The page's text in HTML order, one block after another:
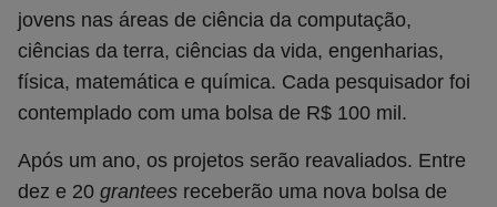
jovens nas áreas de ciência da computação,
ciências da terra, ciências da vida, engenharias,
física, matemática e química. Cada pesquisador foi
contemplado com uma bolsa de R$ 100 mil.
Após um ano, os projetos serão reavaliados. Entre
dez e 20 grantees receberão uma nova bolsa de